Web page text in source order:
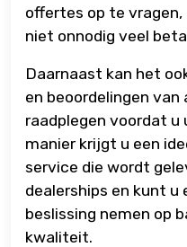
offertes op te
niet onnodig veel
Daarnaast kan het
en beoordelingen
raadplegen voordat u
manier krijgt u een
service die wordt
dealerships en kunt u
beslissing nemen op
kwaliteit.